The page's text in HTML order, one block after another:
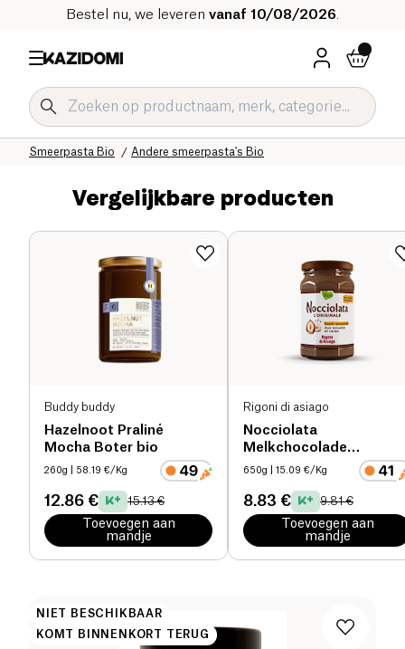
Bestel nu, we leveren vanaf 10/08/2026
Andere smeerpasta's Bio
Smeerpasta Bio
Notenpasta's en notenboters Bio
Zoetwaren Bio
Home
Vergelijkbare producten
Buddy buddy
Hazelnoot Praliné
Mocha Boter bio
260g | 58.19 €/Kg
12.86 € 15.13 €
Toevoegen aan
mandje
Rigoni di asiago
Nocciolata
Melkchocolade
Smeerbare Pasta bio
650g | 15.09 €/Kg
8.83 € 9.81 €
Toevoegen aan
mandje
NIET BESCHIKBAAR
KOMT BINNENKORT TERUG